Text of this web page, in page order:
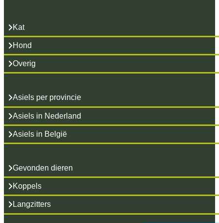
Kat
Hond
Overig
Asiels per provincie
Asiels in Nederland
Asiels in België
Gevonden dieren
Koppels
Langzitters